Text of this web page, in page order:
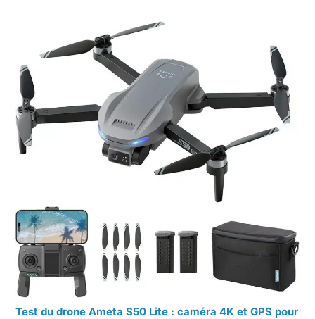
Test du drone Ameta S50 Lite : caméra 4K et GPS pour